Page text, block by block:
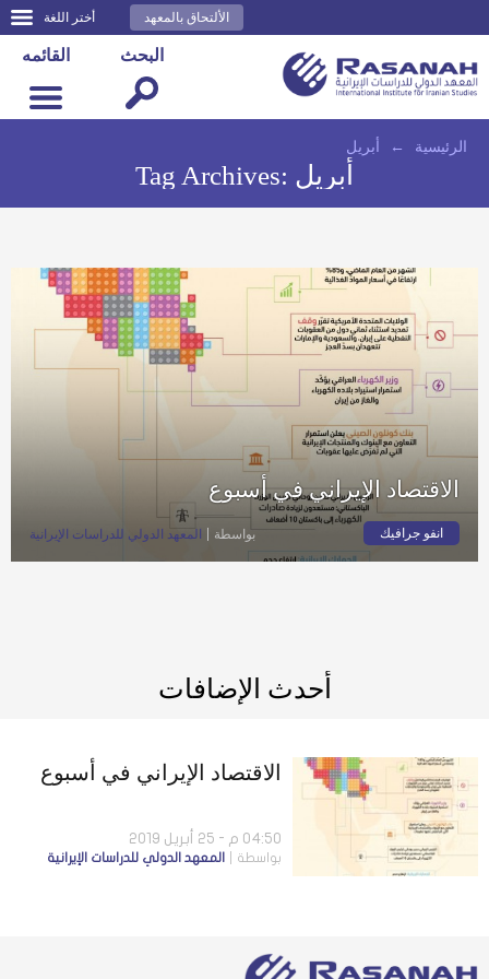
أختر اللغة الألتحاق بالمعهد
القائمه البحث
الرئيسية ← أبريل
Tag Archives: أبريل
الاقتصاد الإيراني في أسبوع
انفو جرافيك بواسطة المعهد الدولي للدراسات الإيرانية
أحدث الإضافات
الاقتصاد الإيراني في أسبوع
04:50 م - 25 أبريل 2019
بواسطة المعهد الدولي للدراسات الإيرانية